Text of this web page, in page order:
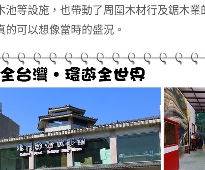
池等設施，也帶動了周圍木材行及鋸木
的可以想像當時的盛況。